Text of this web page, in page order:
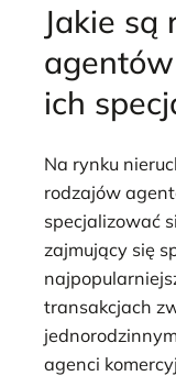
Jakie są
ich
Na rynku
rodzajów
specjalizować
zajmujący się
transakcjach
agenci